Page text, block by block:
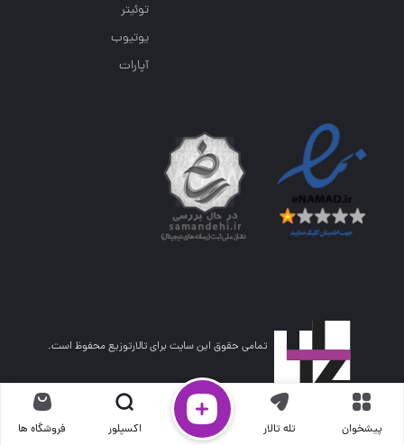
پیشخوان تله تالار اکسپلور فروشگاه ها
توئیتر
یوتیوب
آپارات
تمامی حقوق این سایت برای تالارتوزیع محفوظ است.